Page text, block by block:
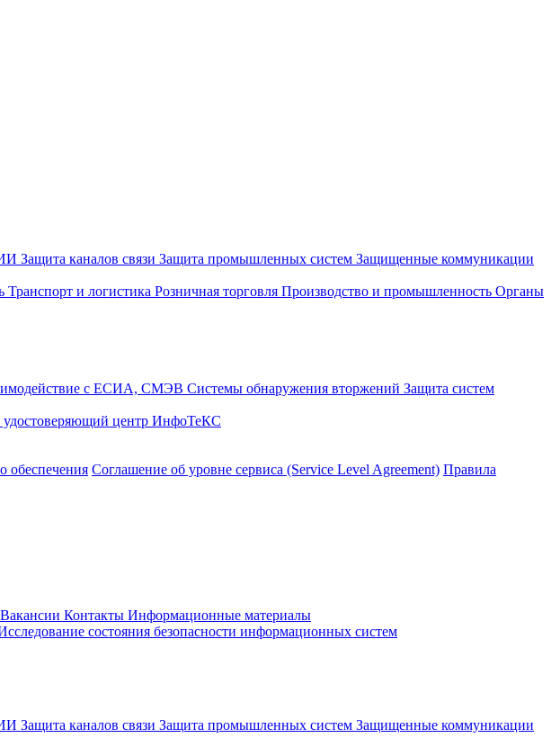
Защита каналов связи Защита промышленных систем Защищенные коммуникации
Транспорт и логистика Розничная торговля Производство и промышленность Органы
с ЕСИА, СМЭВ Системы обнаружения вторжений Защита систем
удостоверяющий центр ИнфоТеКС
обеспечения Соглашение об уровне сервиса (Service Level Agreement) Правила
Вакансии Контакты Информационные материалы
состояния безопасности информационных систем
Защита каналов связи Защита промышленных систем Защищенные коммуникации